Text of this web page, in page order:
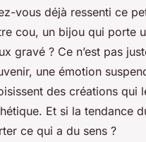
bijoux
cadeau
lecture
vous déjà ressenti ce
cou, un bijou qui porte
gravé ? Ce n’est pas
une émotion
des créations qui
Et si la tendance
ce qui a du sens ?